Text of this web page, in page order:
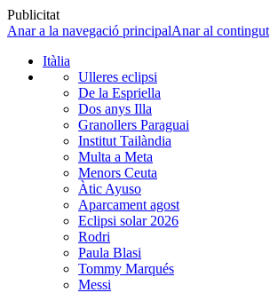
Publicitat
Anar a la navegació principalAnar al contingut
Itàlia
Ulleres eclipsi
De la Espriella
Dos anys Illa
Granollers Paraguai
Institut Tailàndia
Multa a Meta
Menors Ceuta
Àtic Ayuso
Aparcament agost
Eclipsi solar 2026
Rodri
Paula Blasi
Tommy Marqués
Messi